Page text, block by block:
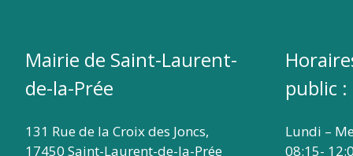
PRÉE
Mairie de Saint-Laurent-
de-la-Prée
131 Rue de la Croix des Joncs,
17450 Saint-Laurent-de-la-Prée
public :
Lundi –
08:15-